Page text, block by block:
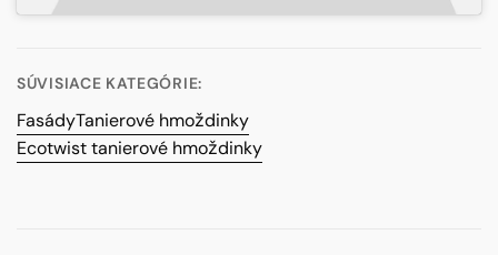
SÚVISIACE KATEGÓRIE:
FasádyTanierové hmoždinky
Ecotwist tanierové hmoždinky